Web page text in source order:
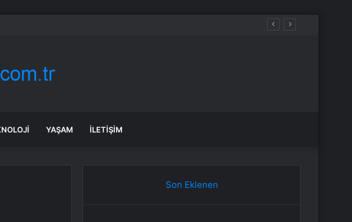
ne zaman bitecek, sular ne zaman gelecek?
YAŞAM İLETIŞIM
Son Eklenen